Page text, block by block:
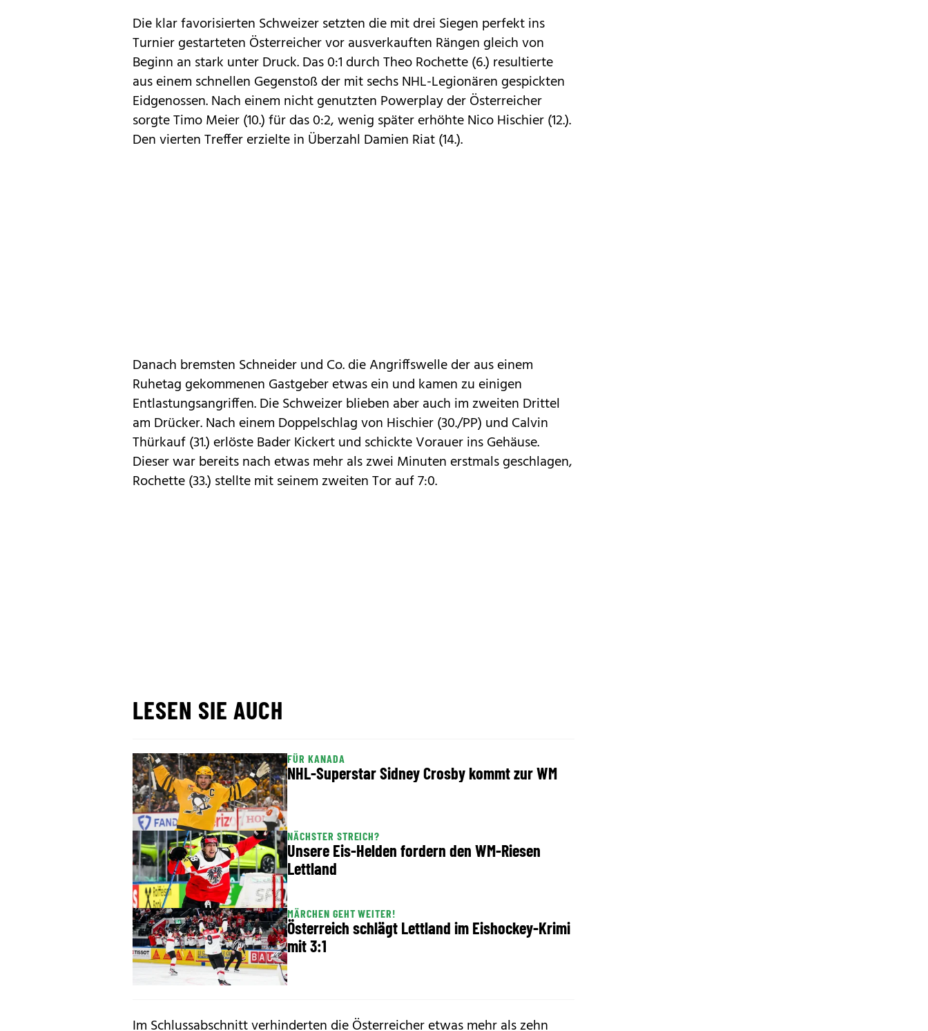
Die klar favorisierten Schweizer setzten die mit drei Siegen perfekt ins
Turnier gestarteten Österreicher vor ausverkauften Rängen gleich von
Beginn an stark unter Druck. Das 0:1 durch Theo Rochette (6.) resultierte
aus einem schnellen Gegenstoß der mit sechs NHL-Legionären gespickten
Eidgenossen. Nach einem nicht genutzten Powerplay der Österreicher
sorgte Timo Meier (10.) für das 0:2, wenig später erhöhte Nico Hischier (12.).
Den vierten Treffer erzielte in Überzahl Damien Riat (14.).
Danach bremsten Schneider und Co. die Angriffswelle der aus einem
Ruhetag gekommenen Gastgeber etwas ein und kamen zu einigen
Entlastungsangriffen. Die Schweizer blieben aber auch im zweiten Drittel
am Drücker. Nach einem Doppelschlag von Hischier (30./PP) und Calvin
Thürkauf (31.) erlöste Bader Kickert und schickte Vorauer ins Gehäuse.
Dieser war bereits nach etwas mehr als zwei Minuten erstmals geschlagen,
Rochette (33.) stellte mit seinem zweiten Tor auf 7:0.
LESEN SIE AUCH
FÜR KANADA
NHL-Superstar Sidney Crosby kommt zur WM
NÄCHSTER STREICH?
Unsere Eis-Helden fordern den WM-Riesen
Lettland
MÄRCHEN GEHT WEITER!
Österreich schlägt Lettland im Eishockey-Krimi
mit 3:1
Im Schlussabschnitt verhinderten die Österreicher etwas mehr als zehn